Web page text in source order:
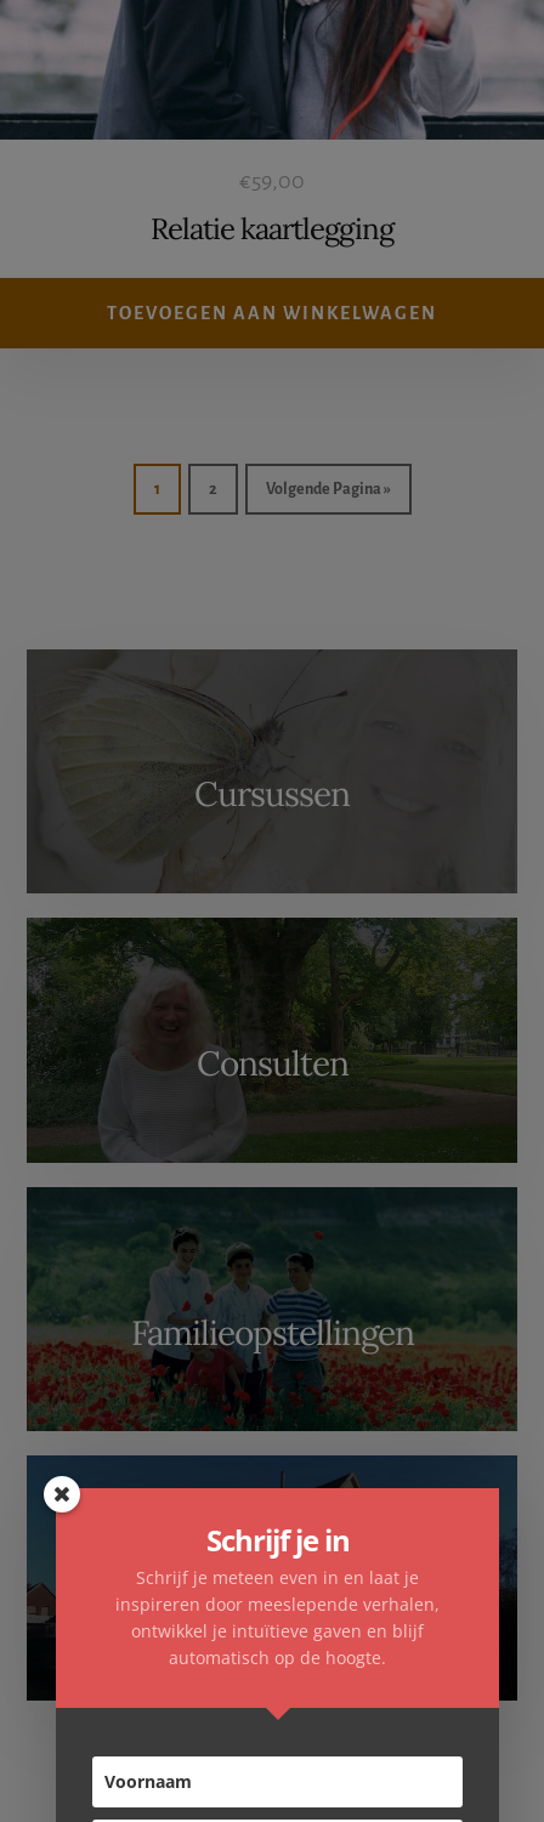
€59,00
Relatie kaartlegging
TOEVOEGEN AAN WINKELWAGEN
1 2 Volgende Pagina »
Content
Cursussen
Consulten
Familieopstellingen
Overnachten
WordPress
Schrijf je in
Schrijf je meteen even in en laat je
inspireren door meeslepende verhalen,
ontwikkel je intuïtieve gaven en blijf
automatisch op de hoogte.